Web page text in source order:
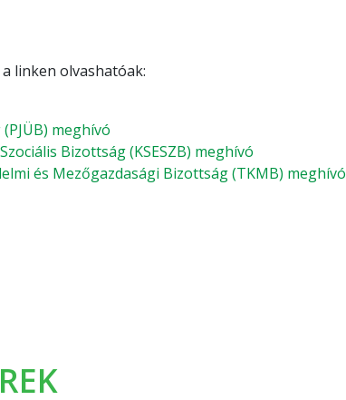
linken olvashatóak:
meghívó
Bizottság (KSESZB) meghívó
és Mezőgazdasági Bizottság (TKMB) meghívó